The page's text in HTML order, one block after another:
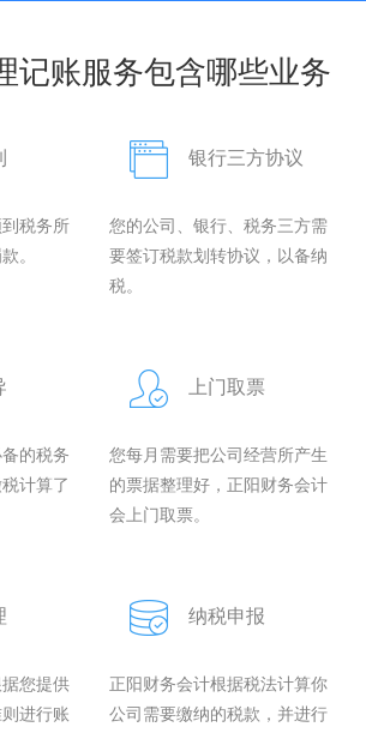
记账服务包含哪些业务
税务所
。
银行三方协议
您的公司、银行、税务三方需
要签订税款划转协议，以备纳
税。
的税务
计算了
上门取票
您每月需要把公司经营所产生
的票据整理好，正阳财务会计
会上门取票。
您提供
进行账
纳税申报
正阳财务会计根据税法计算你
公司需要缴纳的税款，并进行